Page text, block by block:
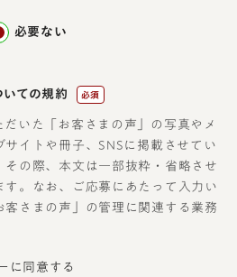
必要ない
いての規約 必須
いた「お客さまの声」の写真やメ
サイトや冊子、SNSに掲載させてい
その際、本文は一部抜粋・省略させ
す。なお、ご応募にあたって入力い
客さまの声」の管理に関連する業務
に同意する